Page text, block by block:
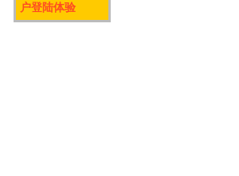
户登陆体验